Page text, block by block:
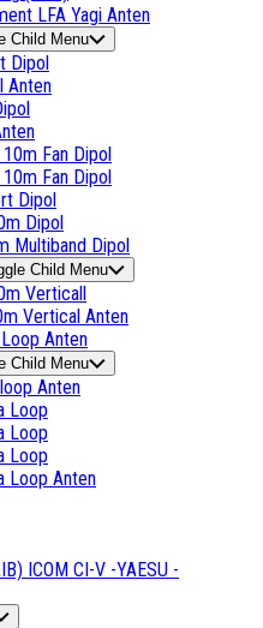
LFA Yagi Anten
Child Menu
Dipol
Anten
Fan Dipol
Fan Dipol
Dipol
Dipol
Multiband Dipol
Child Menu
Verticall
Vertical Anten
Anten
Child Menu
Anten
Loop
Loop
Loop
Loop Anten
ICOM CI-V -YAESU -